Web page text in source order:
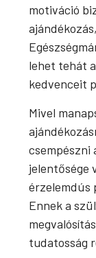
motiváció
lehet tehát
kedvenceit
Mivel
csempészni
jelentősége
érzelemdús
Ennek a
tudatosság